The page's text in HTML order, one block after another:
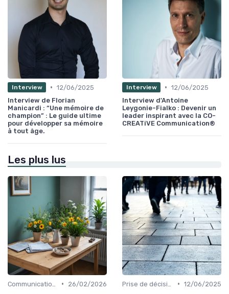
Interview • 12/06/2025
Interview de Florian
Manicardi : “Une mémoire de
champion” : Le guide ultime
pour développer sa mémoire
à tout âge.
Interview • 12/06/2025
Interview d'Antoine
Leygonie-Fialko : Devenir un
leader inspirant avec la CO-
CREATiVE Communication®
Les plus lus
•
26/02/2026
• 12/06/2025